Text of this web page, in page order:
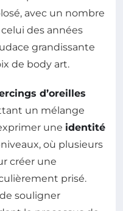
avec un nombre
des années
grandissante
de body art.
d’oreilles
un mélange
une identité
où plusieurs
créer une
prisé.
souligner